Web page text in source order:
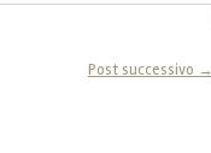
Post successivo →